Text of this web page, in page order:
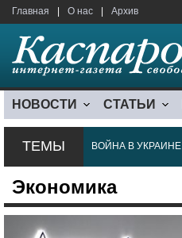
Главная О нас Архив
НОВОСТИ СТАТЬИ
ТЕМЫ ВОЙНА В УКРАИНЕ
Экономика